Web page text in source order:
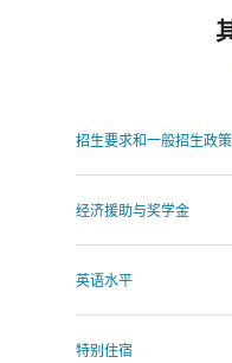
招生要求和一般招生政策
经济援助与奖学金
英语水平
特别住宿